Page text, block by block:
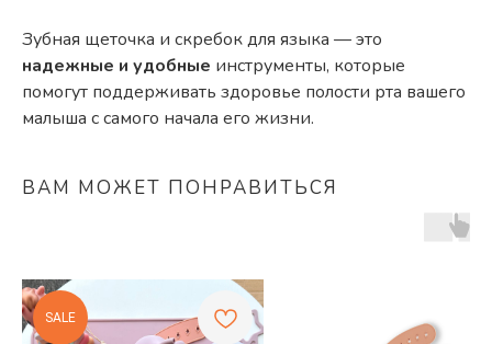
Зубная щеточка и скребок для языка — это
надежные и удобные инструменты, которые
помогут поддерживать здоровье полости рта вашего
малыша с самого начала его жизни.
ВАМ МОЖЕТ ПОНРАВИТЬСЯ
SALE